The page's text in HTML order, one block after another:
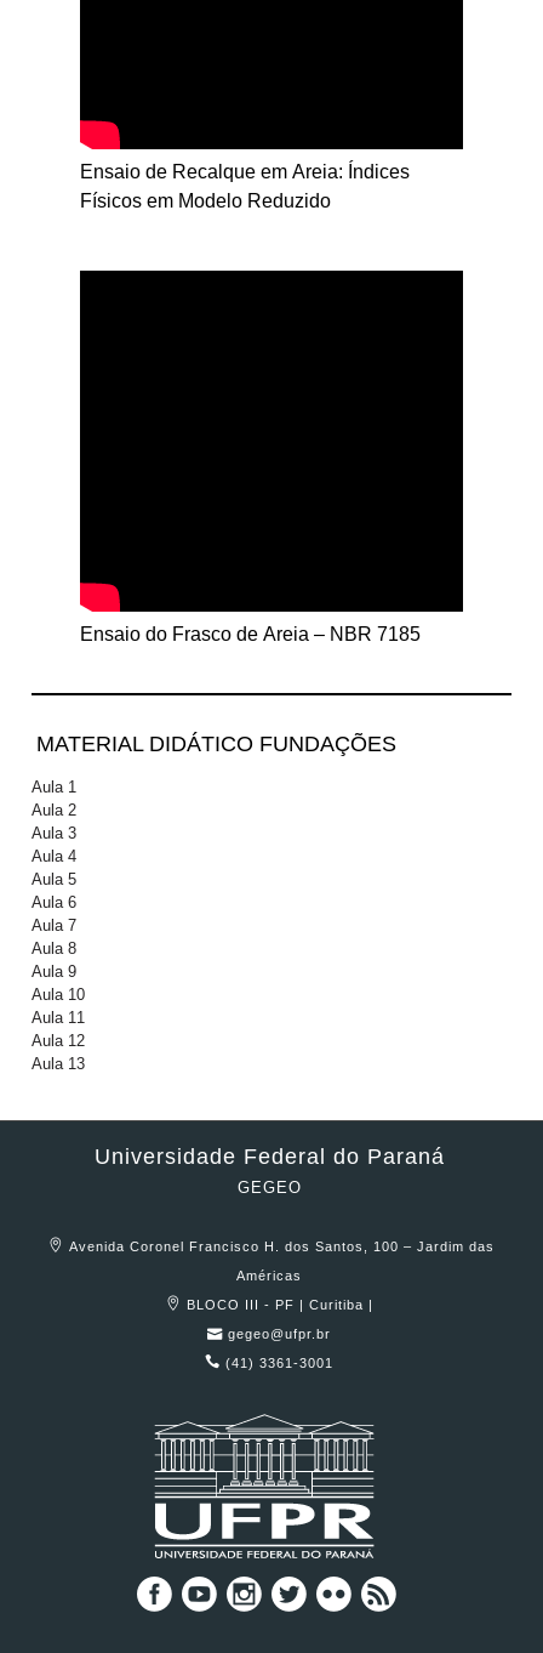
Ensaio de Recalque em Areia: Índices
Físicos em Modelo Reduzido
Ensaio do Frasco de Areia – NBR 7185
MATERIAL DIDÁTICO FUNDAÇÕES
Aula 1
Aula 2
Aula 3
Aula 4
Aula 5
Aula 6
Aula 7
Aula 8
Aula 9
Aula 10
Aula 11
Aula 12
Aula 13
Universidade Federal do Paraná
GEGEO
Avenida Coronel Francisco H. dos Santos, 100 – Jardim das
Américas
BLOCO III - PF | Curitiba |
gegeo@ufpr.br
(41) 3361-3001